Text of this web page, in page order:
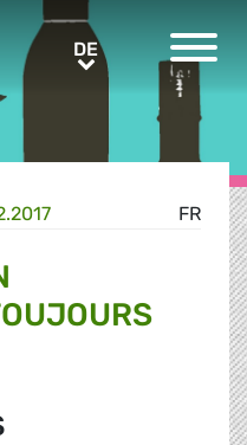
DEDE
FR